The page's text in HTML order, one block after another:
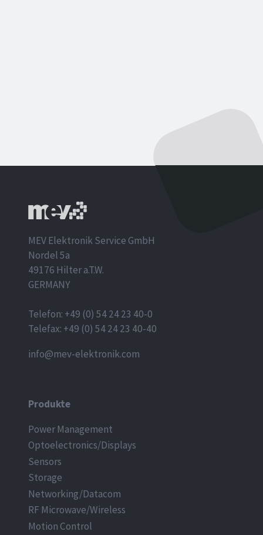
MEV Elektronik Service GmbH
Nordel 5a
49176 Hilter a.T.W.
GERMANY
Telefon: +49 (0) 54 24 23 40-0
Telefax: +49 (0) 54 24 23 40-40
info@mev-elektronik.com
Produkte
Power Management
Optoelectronics/Displays
Sensors
Storage
Networking/Datacom
RF Microwave/Wireless
Motion Control